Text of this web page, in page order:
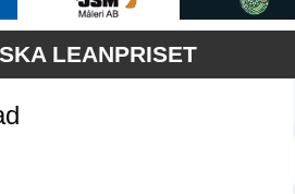
LEANPRISET